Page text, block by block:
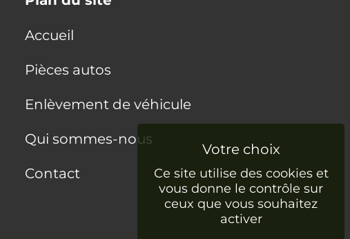
Accueil
Pièces autos
Enlèvement de véhicule
Qui sommes-nous
Contact
Ce site utilise des cookies et
vous donne le contrôle sur
ceux que vous souhaitez
activer